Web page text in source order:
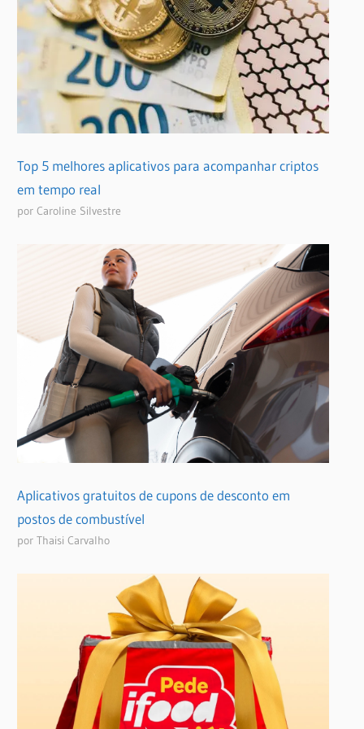
Top 5 melhores aplicativos para acompanhar criptos
em tempo real
por Caroline Silvestre
Aplicativos gratuitos de cupons de desconto em
postos de combustível
por Thaisi Carvalho